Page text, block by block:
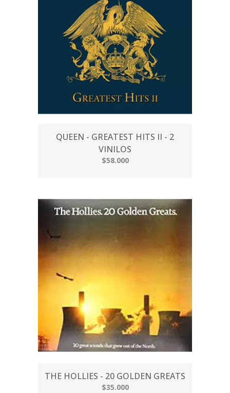
QUEEN - GREATEST HITS II - 2
VINILOS
$58.000
THE HOLLIES - 20 GOLDEN GREATS
$35.000